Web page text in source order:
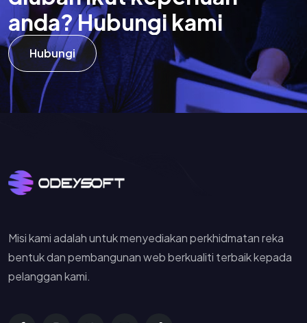
anda?Hubungi kami
Hubungi
Misi kami adalah untuk menyediakan perkhidmatan reka
bentuk dan pembangunan web berkualiti terbaik kepada
pelanggan kami.